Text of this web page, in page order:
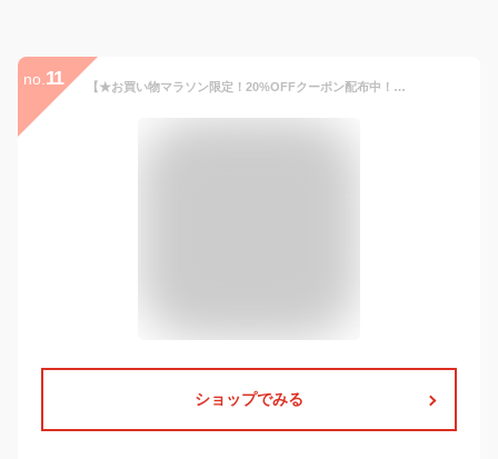
no. 11 【★お買い物マラソン限定！20%OFFクーポン配布中！】【雨に濡れると柄が浮き上がる傘】16本骨 傘 雨傘 長傘 晴雨兼用 レディース 女性 用 おしゃれ きれいめ 上品 和風 無地 シンプル 桜 さくら 柄 耐風 丈夫 ジャンプ 式 プレゼント 人気 安い 送料無料 梅雨 あす楽
ショップでみる